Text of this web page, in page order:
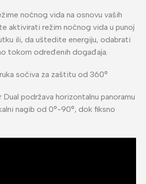
noćnog vida na osnovu vaših
aktivirati režim noćnog vida u punoj
ili, da uštedite energiju, odabrati
tokom određenih događaja.
sočiva za zaštitu od 360°
podržava horizontalnu panoramu
nagib od 0°-90°, dok fiksno